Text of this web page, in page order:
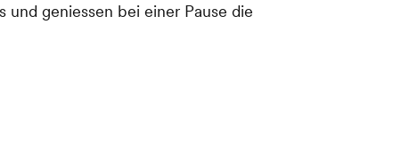
und geniessen bei einer Pause die